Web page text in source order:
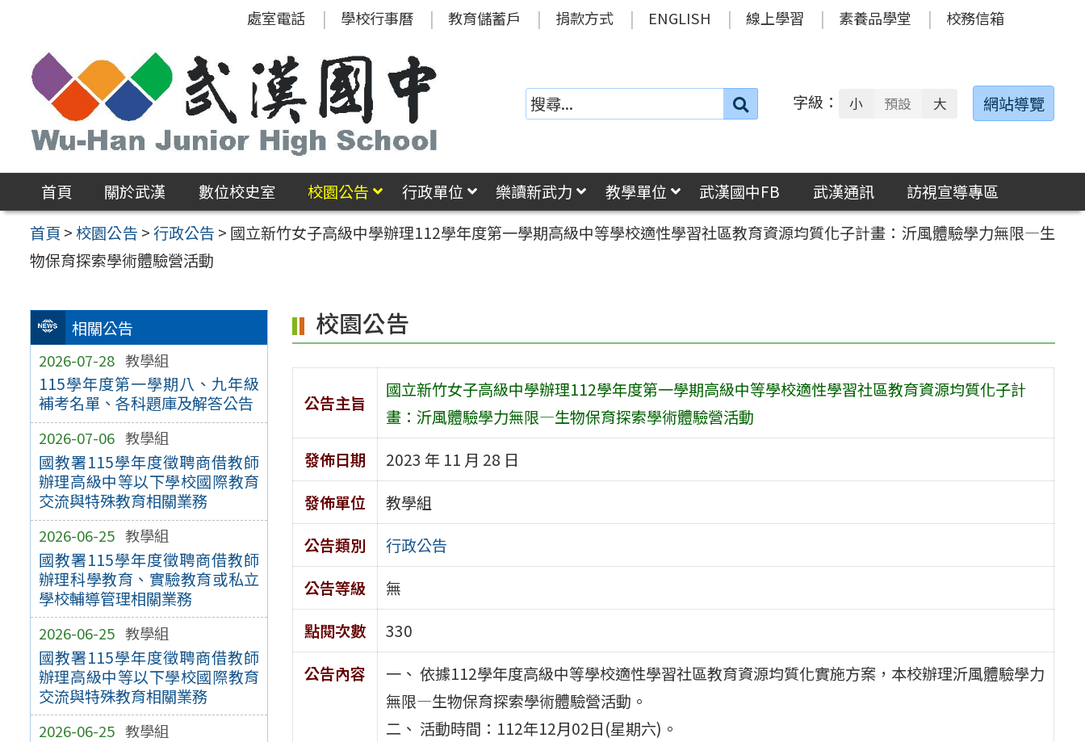
區
處室電話 學校行事曆 教育儲蓄戶 捐款方式 ENGLISH 線上學習 素養品學堂 校務信箱
搜
字級： 小 預設 大 網站導覽
首頁 關於武漢 數位校史室 校園公告 行政單位 樂讀新武力 教學單位 武漢國中FB 武漢通訊
訪視宣導專區
首頁 >校園公告 >行政公告 > 國立新竹女子高級中學辦理112學年度第一學期高級中等學校適性學習社區教育資源均質化子計畫：沂風體驗學力無限—生
物保育探索學術體驗營活動
相關公告
2026-07-28 教學組
115學年度第一學期八、九年級
補考名單、各科題庫及解答公告
2026-07-06 教學組
國教署115學年度徵聘商借教師
辦理高級中等以下學校國際教育
交流與特殊教育相關業務
2026-06-25 教學組
國教署115學年度徵聘商借教師
辦理科學教育、實驗教育或私立
學校輔導管理相關業務
2026-06-25 教學組
國教署115學年度徵聘商借教師
辦理高級中等以下學校國際教育
交流與特殊教育相關業務
2026-06-25 教學組
校園公告
公告主旨
國立新竹女子高級中學辦理112學年度第一學期高級中等學校適性學習社區教育資源均質化子計
畫：沂風體驗學力無限—生物保育探索學術體驗營活動
發佈日期
2023 年 11 月 28 日
發佈單位
教學組
公告類別
行政公告
公告等級
無
點閱次數
330
公告內容
一、 依據112學年度高級中等學校適性學習社區教育資源均質化實施方案，本校辦理沂風體驗學力
無限—生物保育探索學術體驗營活動。
二、 活動時間：112年12月02日(星期六)。